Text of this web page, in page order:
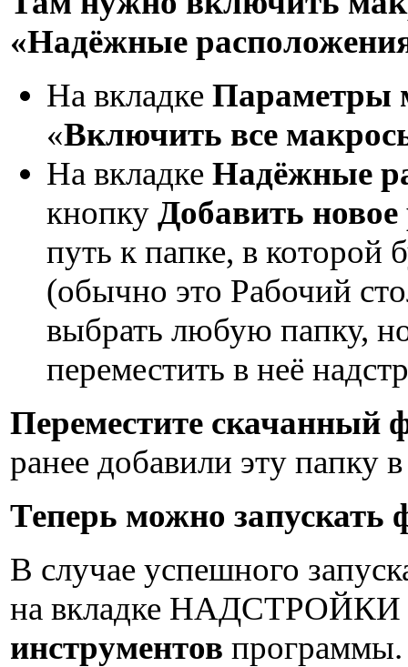
«Надёжные
На вкладке Параметры
«Включить все
На вкладке Надёжные
кнопку Добавить
путь к папке, в которой
(обычно это Рабочий
выбрать любую папку,
переместить в неё
Переместите скачанный
ранее добавили эту
Теперь можно запускать
В случае успешного
на вкладке НАДСТРОЙКИ
инструментов программы.